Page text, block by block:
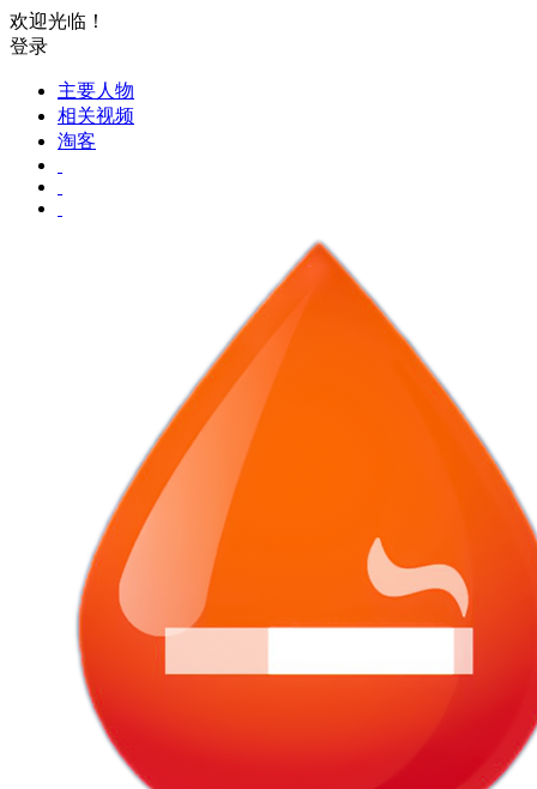
欢迎光临！
登录
主要人物
相关视频
淘客